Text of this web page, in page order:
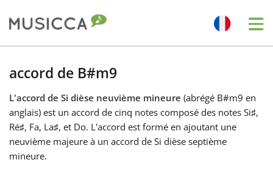
Български
Dansk
accord de B#m9
L'accord de Si dièse neuvième mineure (abrégé B#m9 en
anglais) est un accord de cinq notes composé des notes Si♯,
Ré♯, Fa, La♯, et Do. L'accord est formé en ajoutant une
neuvième majeure à un accord de Si dièse septième
mineure.